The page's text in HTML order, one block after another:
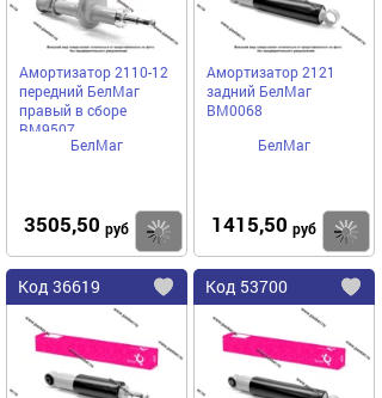
Амортизатор 2110-12
передний БелМаг
правый в сборе
BM9507
БелМаг
3505,50 руб Купить
Амортизатор 2121
задний БелМаг
BM0068
БелМаг
1415,50 руб
Код 36619
Добавить
избранное
Код 53700